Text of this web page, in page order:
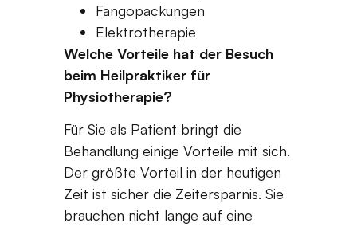
Fangopackungen
Elektrotherapie
Welche Vorteile hat der Besuch
beim Heilpraktiker für
Physiotherapie?
Für Sie als Patient bringt die
Behandlung einige Vorteile mit sich.
Der größte Vorteil in der heutigen
Zeit ist sicher die Zeitersparnis. Sie
brauchen nicht lange auf eine